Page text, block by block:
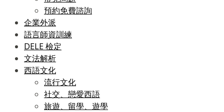
預約免費諮詢
企業外派
語言師資訓練
DELE 檢定
文法解析
西語文化
流行文化
社交、戀愛西語
旅遊、留學、遊學